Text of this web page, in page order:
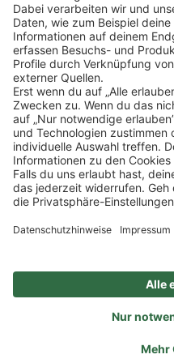
Impressum Datenschutz
Veranstaltungen
FAQ
Sitemap